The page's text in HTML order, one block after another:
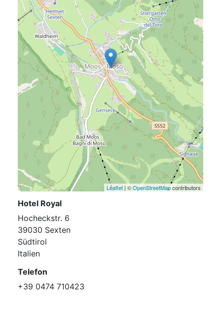
Leaflet | ©OpenStreetMapcontributors
Hotel Royal
Hocheckstr. 6
39030 Sexten
Südtirol
Italien
Telefon
+39 0474 710423